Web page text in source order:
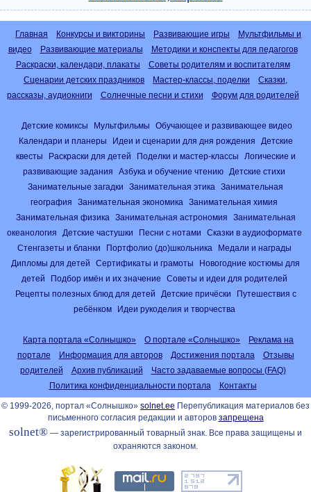
Главная Конкурсы и викторины Развивающие игры
Мультфильмы и
видео
Развивающие материалы
Методики и конспекты для педагогов
Раскраски, календари, плакаты
Советы родителям и воспитателям
Сценарии детских праздников
Мастер-классы, поделки
Сказки,
рассказы, аудиокниги
Солнечные песни и стихи Форум для родителей
Детские комиксы Мультфильмы
Обучающее и развивающее видео
Календари и планеры
Идеи и сценарии для дня рождения
Детские
квесты
Раскраски для детей Поделки и мастер-классы
Логические и
развивающие задания
Азбука и обучение чтению
Детские стихи
Занимательные загадки
Занимательная этика
Занимательная
география
Занимательная экономика
Занимательная химия
Занимательная физика
Занимательная астрономия
Занимательная
океанология
Детские частушки Песни с нотами
Сказки в аудиоформате
Стенгазеты и бланки
Портфолио (до)школьника
Медали и награды
Дипломы для детей
Сертификаты и грамоты
Новогодние костюмы для
детей
Подбор имён и их значение
Советы и идеи для родителей
Рецепты полезных блюд для детей
Детские причёски
Путешествия с
ребёнком
Идеи рукоделия и творчества
Карта портала «Солнышко» О портале «Солнышко»
Реклама на
портале
Информация для авторов Достижения портала
Отзывы
родителей
Архив публикаций
Часто задаваемые вопросы (FAQ)
Политика конфиденциальности портала
Контакты
© 1999-2026, портал «Солнышко» solnet.ee Перепубликация материалов без
письменного согласия редакции и авторов запрещена
solnet® — зарегистрированный товарный знак. Все права защищены и
охраняются законом.